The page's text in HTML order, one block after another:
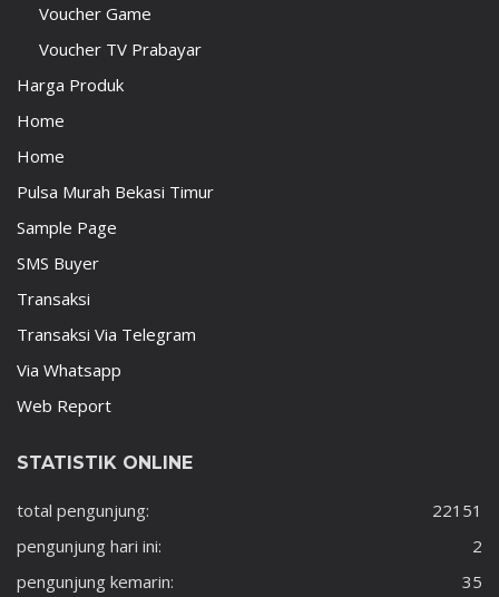
Voucher Game
Voucher TV Prabayar
Harga Produk
Home
Home
Pulsa Murah Bekasi Timur
Sample Page
SMS Buyer
Transaksi
Transaksi Via Telegram
Via Whatsapp
Web Report
STATISTIK ONLINE
22151
total pengunjung:
2
pengunjung hari ini:
35
pengunjung kemarin: